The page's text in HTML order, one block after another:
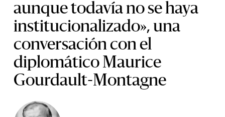
aunque todavía no se haya
institucionalizado», una
conversación con el
diplomático Maurice
Gourdault-Montagne